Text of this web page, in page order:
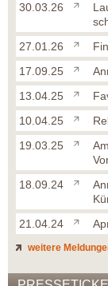
30.03.26
27.01.26
17.09.25
13.04.25
10.04.25
19.03.25
18.09.24
21.04.24
weitere